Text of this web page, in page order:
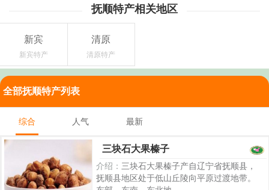
抚顺特产相关地区
新宾
新宾特产
清原
清原特产
全部抚顺特产列表
综合 人气 最新
三块石大果榛子
介绍： 三块石大果榛子产自辽宁省抚顺县，
抚顺县地区处于低山丘陵向平原过渡地带。